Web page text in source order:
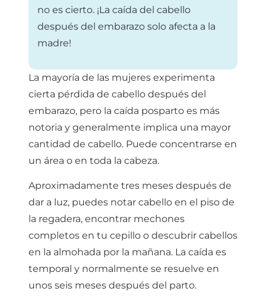
no es cierto. ¡La caída del cabello
después del embarazo solo afecta a la
madre!
La mayoría de las mujeres experimenta
cierta pérdida de cabello después del
embarazo, pero la caída posparto es más
notoria y generalmente implica una mayor
cantidad de cabello. Puede concentrarse en
un área o en toda la cabeza.
Aproximadamente tres meses después de
dar a luz, puedes notar cabello en el piso de
la regadera, encontrar mechones
completos en tu cepillo o descubrir cabellos
en la almohada por la mañana. La caída es
temporal y normalmente se resuelve en
unos seis meses después del parto.